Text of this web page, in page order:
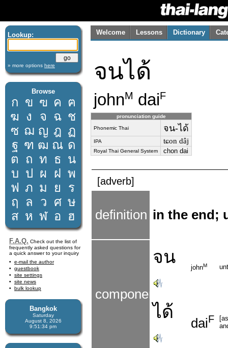
Lookup:
» more options here
Browse
ก ข ฃ ค ฅ
ฆ ง จ ฉ ช
ซ ฌ ญ ฎ ฏ
ฐ ฑ ฒ ณ ด
ต ถ ท ธ น
บ ป ผ ฝ พ
ฟ ภ ม ย
ร
ฤ
ล ว ศ ษ
ส ห ฬ อ ฮ
F.A.Q. Check out the list of
frequently asked questions for
a quick answer to your inquiry
e-mail the author
guestbook
site settings
site news
bulk lookup
Bangkok
Saturday
August 8, 2026
9:51:35 pm
Welcome Lessons Dictionary
จนได้
johnM daiF
pronunciation guide
Phonemic Thai จน-ได้
IPA tɕon dâj
Royal Thai General System chon dai
[adverb]
definition in the end;
components
จน
johnM
ได้
daiF